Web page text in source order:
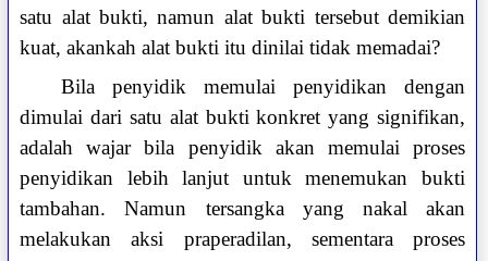
satu alat bukti, namun alat bukti tersebut demikian
kuat, akankah alat bukti itu dinilai tidak memadai?
Bila penyidik memulai penyidikan dengan
dimulai dari satu alat bukti konkret yang signifikan,
adalah wajar bila penyidik akan memulai proses
penyidikan lebih lanjut untuk menemukan bukti
tambahan. Namun tersangka yang nakal akan
melakukan aksi praperadilan, sementara proses